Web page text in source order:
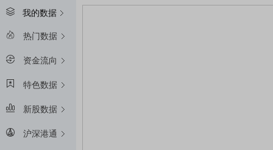
我的数据
热门数据
资金流向
特色数据
新股数据
沪深港通